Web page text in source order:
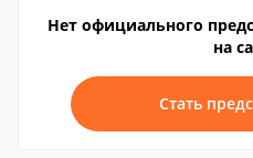
Нет официального
на
Стать